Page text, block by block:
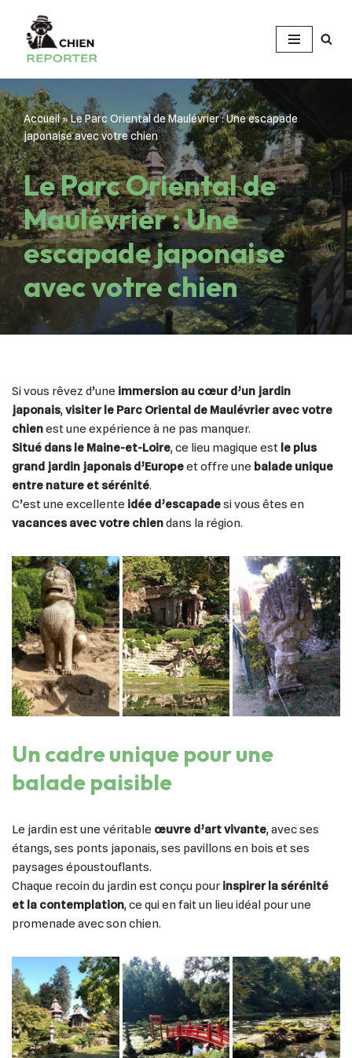
Aller
contenu
Accueil»Le Parc Oriental de Maulévrier : Une escapade
japonaise avec votre chien
Le Parc Oriental de
Maulévrier : Une
escapade japonaise
avec votre chien
Si vous rêvez d’une immersion au cœur d’un jardin
japonais,visiter le Parc Oriental de Maulévrier avec votre
chienest une expérience à ne pas manquer.
Situé dans le Maine-et-Loire, ce lieu magique est le plus
grand jardin japonais d’Europeet offre une balade unique
entre nature et sérénité.
C’est une excellente idée d’escapadesi vous êtes en
vacances avec votre chiendans la région.
Un cadre unique pour une
balade paisible
Le jardin est une véritable œuvre d’art vivante, avec ses
étangs, ses ponts japonais, ses pavillons en bois et ses
paysages époustouflants.
Chaque recoin du jardin est conçu pour inspirer la sérénité
et la contemplation, ce qui en fait un lieu idéal pour une
promenade avec son chien.